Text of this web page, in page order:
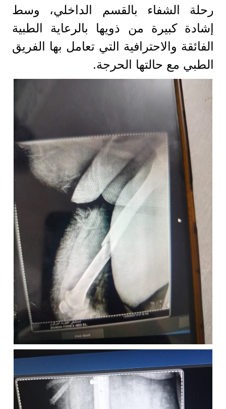
رحلة الشفاء بالقسم الداخلي، وسط
إشادة كبيرة من ذويها بالرعاية الطبية
الفائقة والاحترافية التي تعامل بها الفريق
الطبي مع حالتها الحرجة.